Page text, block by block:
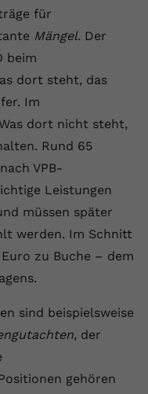
für
Mängel. Der
beim
dort steht, das
Im
dort nicht steht,
Rund 65
VPB-
Leistungen
müssen später
werden. Im Schnitt
zu Buche – dem
sind beispielsweise
, der
gehören
zu ermöglichen.
Cookie über
Videos und
Cookie, um die
YouTube-